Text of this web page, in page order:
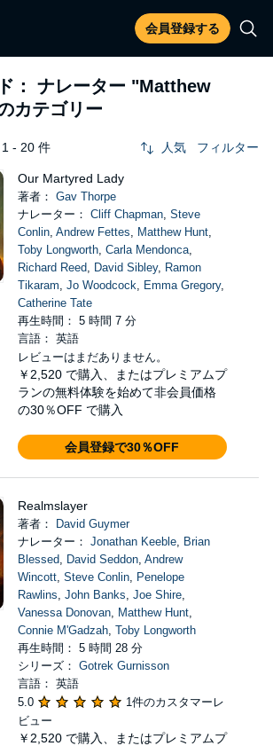
会員登録する
： ナレーター "Matthew
カテゴリー
- 20 件 人気 フィルター
Our Martyred Lady
著者： Gav Thorpe
ナレーター： Cliff Chapman, Steve
Conlin, Andrew Fettes, Matthew Hunt,
Toby Longworth, Carla Mendonca,
Richard Reed, David Sibley, Ramon
Tikaram, Jo Woodcock, Emma Gregory,
Catherine Tate
再生時間： 5 時間 7 分
言語： 英語
レビューはまだありません。
￥2,520 で購入、またはプレミアムプ
ランの無料体験を始めて非会員価格
の30％OFF で購入
会員登録で30％OFF
Realmslayer
著者：
David Guymer
ナレーター： Jonathan Keeble, Brian
Blessed, David Seddon, Andrew
Wincott, Steve Conlin, Penelope
Rawlins, John Banks, Joe Shire,
Vanessa Donovan, Matthew Hunt,
Connie M'Gadzah, Toby Longworth
再生時間： 5 時間 28 分
シリーズ： Gotrek Gurnisson
言語： 英語
5.0
1件のカスタマーレ
ビュー
￥2,520 で購入、またはプレミアムプ